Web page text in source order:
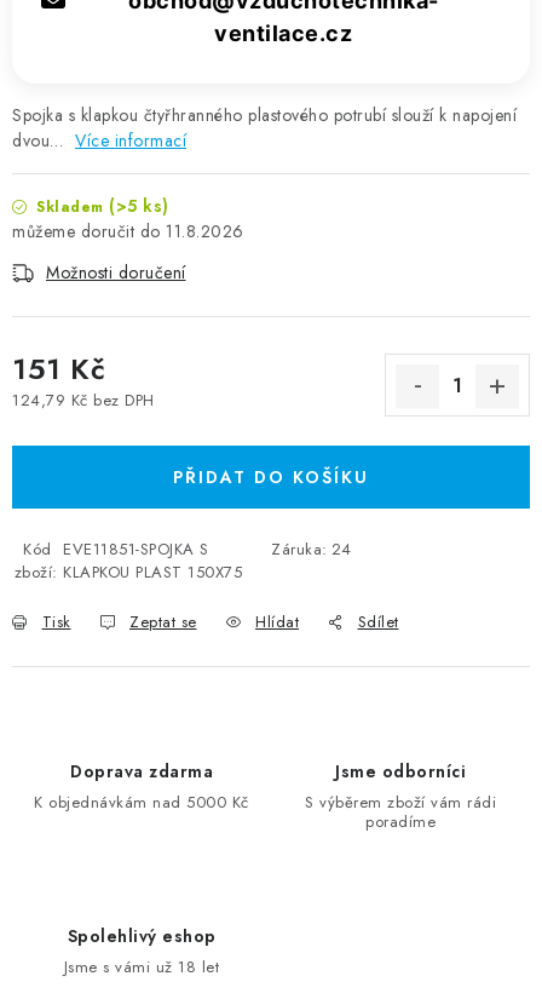
Spojka s klapkou čtyřhranného plastového potrubí slouží k napojení
dvou… Více informací
Skladem (>5 ks)
11.8.2026
Možnosti doručení
151 Kč
124,79 Kč bez DPH
PŘIDAT DO KOŠÍKU
Kód
zboží:
EVE11851-SPOJKA S
KLAPKOU PLAST 150X75
Záruka: 24
Tisk Zeptat se Hlídat Sdílet
ventilace.cz
Doprava zdarma
K objednávkám nad 5000 Kč
Jsme odborníci
S výběrem zboží vám rádi
poradíme
Spolehlivý eshop
Jsme s vámi už 18 let